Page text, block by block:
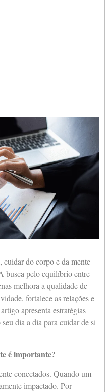
do corpo e da mente
busca pelo equilíbrio entre
melhora a qualidade de
fortalece as relações e
apresenta estratégias
dia a dia para cuidar de si
é importante?
conectados. Quando um
impactado. Por